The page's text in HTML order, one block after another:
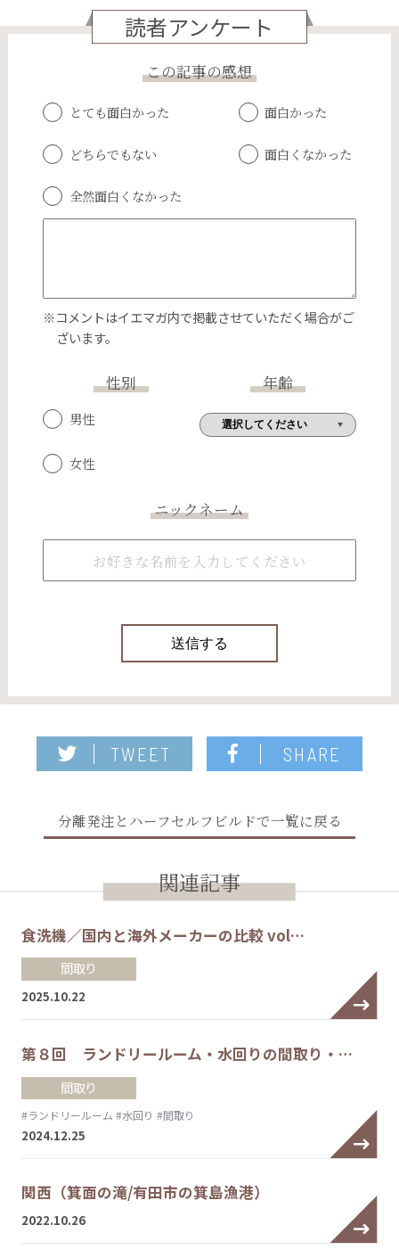
読者アンケート
この記事の感想
とても面白かった 面白かった
どちらでもない 面白くなかった
全然面白くなかった
※コメントはイエマガ内で掲載させていただく場合がご
ざいます。
性別
男性
女性
年齢
ニックネーム
TWEET SHARE
分離発注とハーフセルフビルドで一覧に戻る
関連記事
食洗機／国内と海外メーカーの比較 vol…
間取り
2025.10.22
第８回 ランドリールーム・水回りの間取り・…
間取り
#ランドリールーム #水回り #間取り
2024.12.25
関西（箕面の滝/有田市の箕島漁港）
2022.10.26